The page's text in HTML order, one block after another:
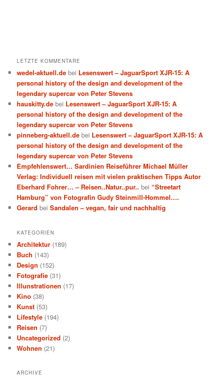
LETZTE KOMMENTARE
wedel-aktuell.de bei Lesenswert – JaguarSport XJR-15: A
personal history of the design and development of the
legendary supercar von Peter Stevens
hauskitty.de bei Lesenswert – JaguarSport XJR-15: A
personal history of the design and development of the
legendary supercar von Peter Stevens
pinneberg-aktuell.de bei Lesenswert – JaguarSport XJR-15: A
personal history of the design and development of the
legendary supercar von Peter Stevens
Empfehlenswert… Sardinien Reiseführer Michael Müller
Verlag: Individuell reisen mit vielen praktischen Tipps Autor
Eberhard Fohrer… – Reisen..Natur..pur.. bei “Streetart
Hamburg” von Fotografin Gudy Steinmill-Hommel….
Gerard beiSandalen – vegan, fair und nachhaltig
KATEGORIEN
Architektur (189)
Buch (143)
Design (152)
Fotografie (31)
Illunstrationen (17)
Kino (38)
Kunst (53)
Lifestyle (194)
Reisen (7)
Uncategorized (2)
Wohnen (21)
ARCHIVE